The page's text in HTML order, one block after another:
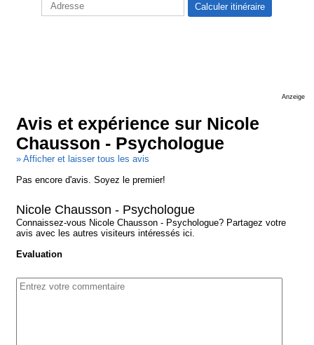
Anzeige
Avis et expérience sur Nicole
Chausson - Psychologue
» Afficher et laisser tous les avis
Pas encore d'avis. Soyez le premier!
Nicole Chausson - Psychologue
Connaissez-vous Nicole Chausson - Psychologue? Partagez votre
avis avec les autres visiteurs intéressés ici.
Evaluation